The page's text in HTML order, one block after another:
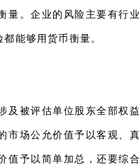
量。企业的风险主要有行
能够用货币衡量。
及被评估单位股东全部权
市场公允价值予以客观、
值予以简单加总，还要综